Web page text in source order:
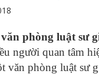
văn phòng luật sư
người quan tâm
văn phòng luật sư